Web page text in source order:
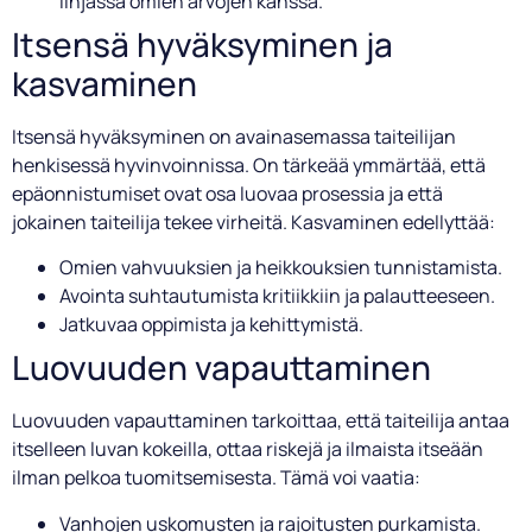
Itsensä hyväksyminen ja
kasvaminen
Itsensä hyväksyminen on avainasemassa taiteilijan
henkisessä hyvinvoinnissa. On tärkeää ymmärtää, että
epäonnistumiset ovat osa luovaa prosessia ja että
jokainen taiteilija tekee virheitä. Kasvaminen edellyttää:
Omien vahvuuksien ja heikkouksien tunnistamista.
Avointa suhtautumista kritiikkiin ja palautteeseen.
Jatkuvaa oppimista ja kehittymistä.
Luovuuden vapauttaminen
Luovuuden vapauttaminen tarkoittaa, että taiteilija antaa
itselleen luvan kokeilla, ottaa riskejä ja ilmaista itseään
ilman pelkoa tuomitsemisesta. Tämä voi vaatia:
Vanhojen uskomusten ja rajoitusten purkamista.